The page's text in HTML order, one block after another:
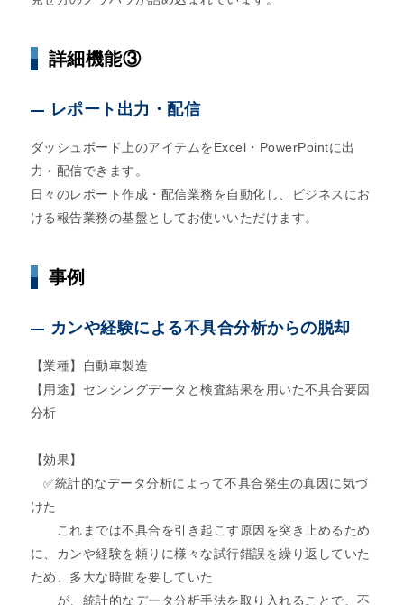
詳細機能③
レポート出力・配信
ダッシュボード上のアイテムをExcel・PowerPointに出
力・配信できます。
日々のレポート作成・配信業務を自動化し、ビジネスにお
ける報告業務の基盤としてお使いいただけます。
事例
カンや経験による不具合分析からの脱却
【業種】自動車製造
【用途】センシングデータと検査結果を用いた不具合要因
分析
【効果】
✅統計的なデータ分析によって不具合発生の真因に気づ
けた
これまでは不具合を引き起こす原因を突き止めるため
に、カンや経験を頼りに様々な試行錯誤を繰り返していた
ため、多大な時間を要していた
が、統計的なデータ分析手法を取り入れることで、不